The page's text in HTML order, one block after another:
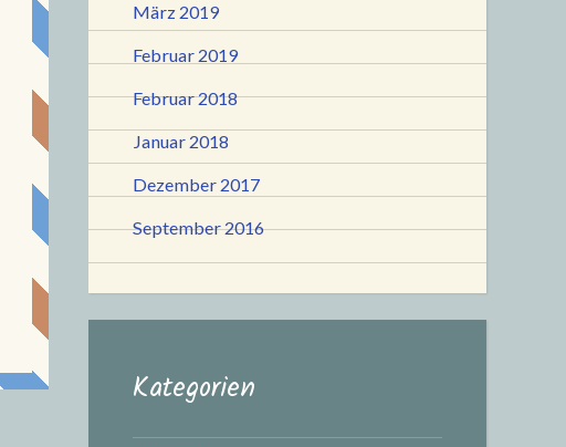
März 2019
Februar 2019
Februar 2018
Januar 2018
Dezember 2017
September 2016
Kategorien